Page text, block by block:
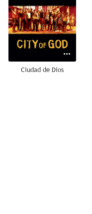
Ciudad de Dios